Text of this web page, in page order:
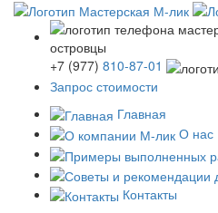
+7 (977) 810-87-01
Запрос стоимости
Главная
О нас
Контакты